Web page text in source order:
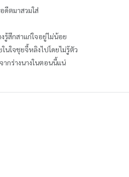
ดีตมาสวมใส่
รู้สึกสาแก่ใจอยู่ไม่น้อย
นใจชุยจี้หลิงไปโดยไม่รู้ตัว
ากร่างนางในตอนนี้แน่